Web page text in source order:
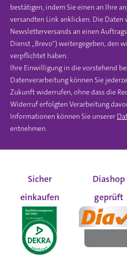
bestätigen, indem Sie einen an Ihre
versandten Link anklicken. Die Daten
Newsletterversands an einen
Dienst „Brevo“) weitergegeben, den
verpflichtet haben.
Ihre Einwilligung in die vorstehend
Datenverarbeitung können Sie
Zukunft widerrufen, ohne dass die
Widerruf erfolgten Verarbeitung
Informationen können Sie unserer
entnehmen.
Sicher
einkaufen
Diashop
geprüft